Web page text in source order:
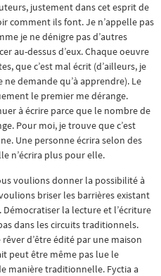
justement dans cet esprit de
comment ils font. Je n’appelle pas
je ne dénigre pas d’autres
au-dessus d’eux. Chaque oeuvre
que c’est mal écrit (d’ailleurs, je
demande qu’à apprendre). Le
le premier me dérange.
à écrire parce que le nombre de
Pour moi, je trouve que c’est
Une personne écrira selon des
n’écrira plus pour elle.
voulions donner la possibilité à
briser les barrières existant
la lecture et l’écriture
dans les circuits traditionnels.
d’être édité par une maison
peut être même pas lue le
manière traditionnelle. Fyctia a